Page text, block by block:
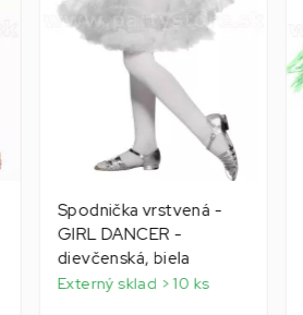
Spodnička vrstvená -
GIRL DANCER -
dievčenská, biela
Externý sklad > 10 ks